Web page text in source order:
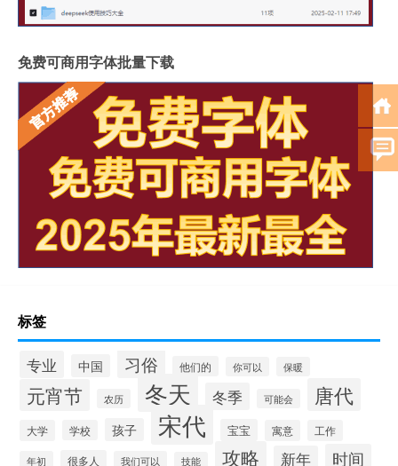
免费可商用字体批量下载
标签
专业 中国 习俗 他们的 你可以 保暖
元宵节 农历 冬天 冬季 可能会 唐代
大学 学校 孩子 宋代 宝宝 寓意 工作
年初 很多人 我们可以 技能 攻略 新年 时间